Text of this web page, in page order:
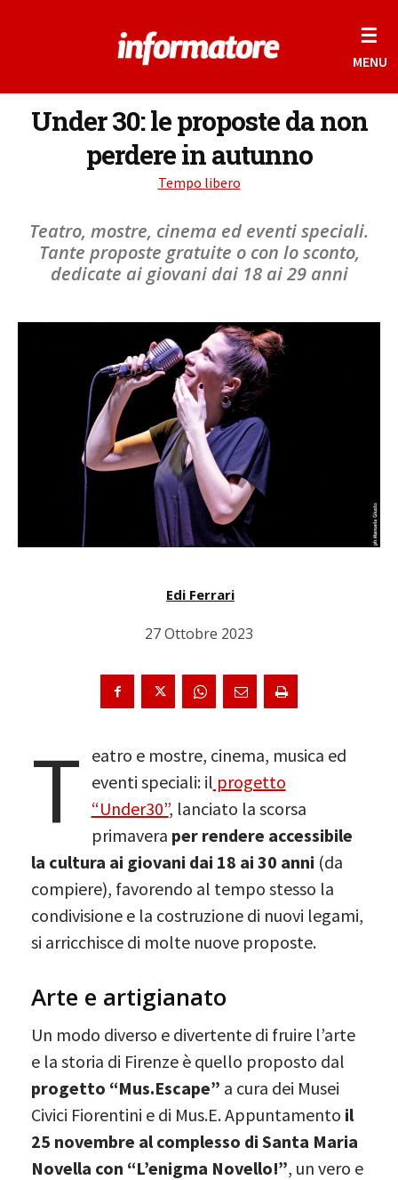
☰
MENU
Under 30: le proposte da non
perdere in autunno
Tempo libero
Teatro, mostre, cinema ed eventi speciali.
Tante proposte gratuite o con lo sconto,
dedicate ai giovani dai 18 ai 29 anni
Edi Ferrari
27 Ottobre 2023
T eatro e mostre, cinema, musica ed
eventi speciali: il progetto
“Under30”, lanciato la scorsa
primavera per rendere accessibile
la cultura ai giovani dai 18 ai 30 anni (da
compiere), favorendo al tempo stesso la
condivisione e la costruzione di nuovi legami,
si arricchisce di molte nuove proposte.
Arte e artigianato
Un modo diverso e divertente di fruire l’arte
e la storia di Firenze è quello proposto dal
progetto “Mus.Escape” a cura dei Musei
Civici Fiorentini e di Mus.E. Appuntamento il
25 novembre al complesso di Santa Maria
Novella con “L’enigma Novello!”, un vero e